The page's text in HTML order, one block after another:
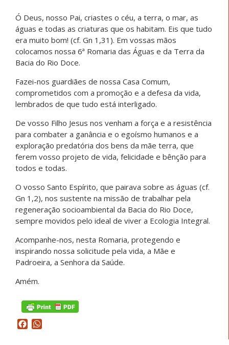
Ó Deus, nosso Pai, criastes o céu, a terra, o mar, as
águas e todas as criaturas que os habitam. Eis que tudo
era muito bom! (cf. Gn 1,31). Em vossas mãos
colocamos nossa 6ª Romaria das Águas e da Terra da
Bacia do Rio Doce.
Fazei-nos guardiães de nossa Casa Comum,
comprometidos com a promoção e a defesa da vida,
lembrados de que tudo está interligado.
De vosso Filho Jesus nos venham a força e a resistência
para combater a ganância e o egoísmo humanos e a
exploração predatória dos bens da mãe terra, que
ferem vosso projeto de vida, felicidade e bênção para
todos e todas.
O vosso Santo Espírito, que pairava sobre as águas (cf.
Gn 1,2), nos sustente na missão de trabalhar pela
regeneração socioambiental da Bacia do Rio Doce,
sempre movidos pelo ideal de viver a Ecologia Integral.
Acompanhe-nos, nesta Romaria, protegendo e
inspirando nossa solicitude pela vida, a Mãe e
Padroeira, a Senhora da Saúde.
Amém.
Facebook